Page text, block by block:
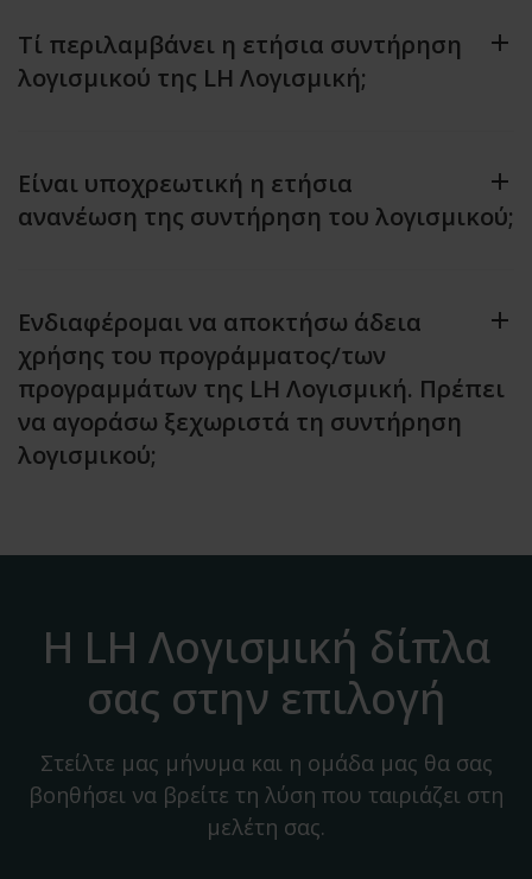
Τί περιλαμβάνει η ετήσια συντήρηση
λογισμικού της LH Λογισμική;
Είναι υποχρεωτική η ετήσια
ανανέωση της συντήρηση του λογισμικού;
Ενδιαφέρομαι να αποκτήσω άδεια
χρήσης του προγράμματος/των
προγραμμάτων της LH Λογισμική. Πρέπει
να αγοράσω ξεχωριστά τη συντήρηση
λογισμικού;
Η LH Λογισμική δίπλα
σας στην επιλογή
Στείλτε μας μήνυμα και η ομάδα μας θα σας
βοηθήσει να βρείτε τη λύση που ταιριάζει στη
μελέτη σας.